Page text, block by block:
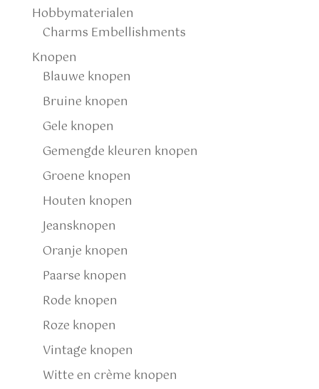
Hobbymaterialen
Charms Embellishments
Knopen
Blauwe knopen
Bruine knopen
Gele knopen
Gemengde kleuren knopen
Groene knopen
Houten knopen
Jeansknopen
Oranje knopen
Paarse knopen
Rode knopen
Roze knopen
Vintage knopen
Witte en crème knopen